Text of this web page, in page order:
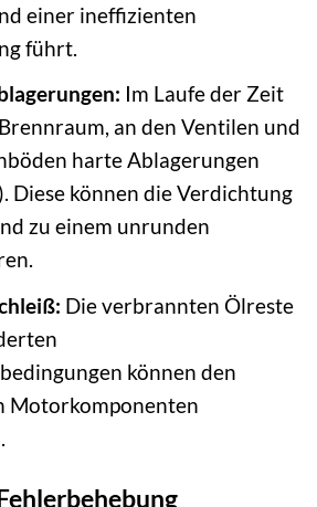
einer ineffizienten
führt.
Im Laufe der Zeit
an den Ventilen und
harte Ablagerungen
Diese können die Verdichtung
zu einem unrunden
Die verbrannten Ölreste
können den
Motorkomponenten